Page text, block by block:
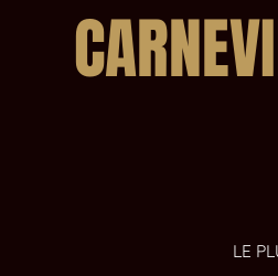
LE